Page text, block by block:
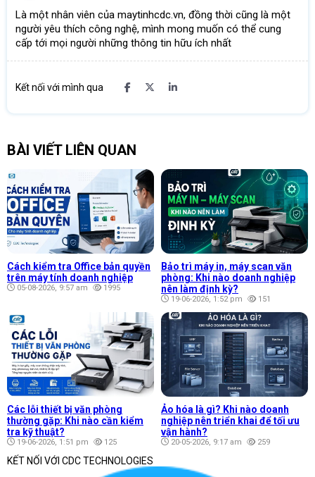
Là một nhân viên của maytinhcdc.vn, đồng thời cũng là một
người yêu thích công nghệ, mình mong muốn có thể cung
cấp tới mọi người những thông tin hữu ích nhất
Kết nối với mình qua
BÀI VIẾT LIÊN QUAN
Cách kiểm tra Office bản quyền
trên máy tính doanh nghiệp
05-08-2026, 9:57 am 1995
Bảo trì máy in, máy scan văn
phòng: Khi nào doanh nghiệp
nên làm định kỳ?
19-06-2026, 1:52 pm 151
Các lỗi thiết bị văn phòng
thường gặp: Khi nào cần kiểm
tra kỹ thuật?
19-06-2026, 1:51 pm 125
Ảo hóa là gì? Khi nào doanh
nghiệp nên triển khai để tối ưu
vận hành?
20-05-2026, 9:17 am 259
KẾT NỐI VỚI CDC TECHNOLOGIES